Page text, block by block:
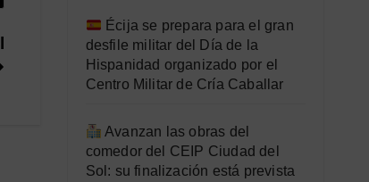
Écija se prepara para el gran
desfile militar del Día de la
Hispanidad organizado por el
Centro Militar de Cría Caballar
Avanzan las obras del
comedor del CEIP Ciudad del
Sol: su finalización está prevista